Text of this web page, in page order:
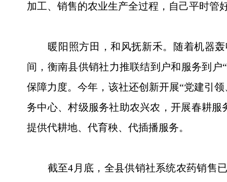
加工、销售的农业生产全过程，自己平时管
暖阳照方田，和风抚新禾。随着机器轰
间，衡南县供销社力推联结到户和服务到
保障力度。今年，该社还创新开展“党建引
务中心、村级服务社助农兴农，开展春耕
提供代耕地、代育秧、代插播服务。
截至4月底，全县供销社系统农药销售已